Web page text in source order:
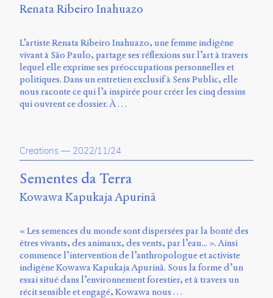
Renata Ribeiro Inahuazo
L’artiste Renata Ribeiro Inahuazo, une femme indigène
vivant à São Paulo, partage ses réflexions sur l’art à travers
lequel elle exprime ses préoccupations personnelles et
politiques. Dans un entretien exclusif à Sens Public, elle
nous raconte ce qui l’a inspirée pour créer les cinq dessins
qui ouvrent ce dossier. À …
Creations — 2022/11/24
Sementes da Terra
Kowawa Kapukaja Apurinã
« Les semences du monde sont dispersées par la bonté des
êtres vivants, des animaux, des vents, par l’eau... ». Ainsi
commence l’intervention de l’anthropologue et activiste
indigène Kowawa Kapukaja Apurinã. Sous la forme d’un
essai situé dans l’environnement forestier, et à travers un
récit sensible et engagé, Kowawa nous …